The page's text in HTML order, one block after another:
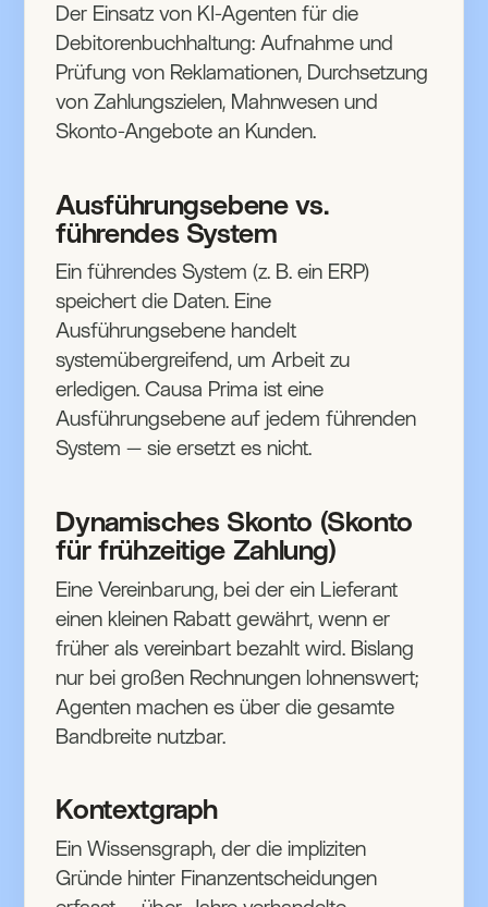
Der Einsatz von KI-Agenten für die
Debitorenbuchhaltung: Aufnahme und
Prüfung von Reklamationen, Durchsetzung
von Zahlungszielen, Mahnwesen und
Skonto-Angebote an Kunden.
Ausführungsebene vs.
führendes System
Ein führendes System (z. B. ein ERP)
speichert die Daten. Eine
Ausführungsebene handelt
systemübergreifend, um Arbeit zu
erledigen. Causa Prima ist eine
Ausführungsebene auf jedem führenden
System — sie ersetzt es nicht.
Dynamisches Skonto (Skonto
für frühzeitige Zahlung)
Eine Vereinbarung, bei der ein Lieferant
einen kleinen Rabatt gewährt, wenn er
früher als vereinbart bezahlt wird. Bislang
nur bei großen Rechnungen lohnenswert;
Agenten machen es über die gesamte
Bandbreite nutzbar.
Kontextgraph
Ein Wissensgraph, der die impliziten
Gründe hinter Finanzentscheidungen